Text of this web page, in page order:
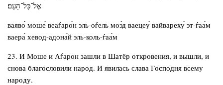
אֶל־כָּל־הָעָם׃
ваяво́ моше́ веаѓаро́н эль-оѓель моэ́д ваецеу́ вайвареху́ эт-ѓаа́м
ваера́ хевод-адона́й эль-коль-ѓаа́м
23. И Моше и Аѓарон зашли в Шатёр откровения, и вышли, и
снова благословили народ. И явилась слава Господня всему
народу.